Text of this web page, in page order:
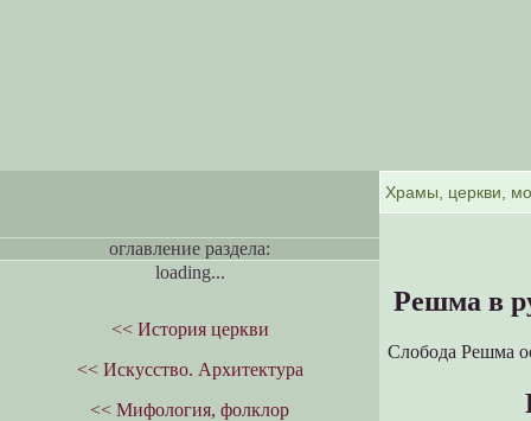
Решма в
Слобода Решма
оглавление раздела:
loading...
<< История церкви
<< Искусство. Архитектура
<< Мифология, фолклор